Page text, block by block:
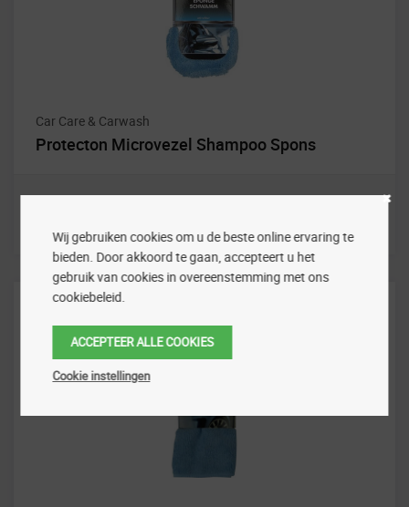
Car Care & Carwash
Protecton Microvezel Shampoo Spons
Wij gebruiken cookies om u de beste online ervaring te
bieden. Door akkoord te gaan, accepteert u het
gebruik van cookies in overeenstemming met ons
cookiebeleid.
ACCEPTEER ALLE COOKIES
Cookie instellingen